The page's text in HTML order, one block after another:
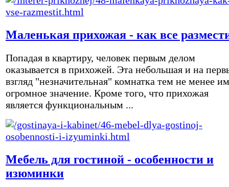
Маленькая прихожая - как все
Попадая в квартиру, человек первым делом
оказывается в прихожей. Эта небольшая и на
взгляд "незначительная" комнатка тем не менее
огромное значение. Кроме того, что прихожая
является функциональным ...
Мебель для гостиной - особенности и
изюминки